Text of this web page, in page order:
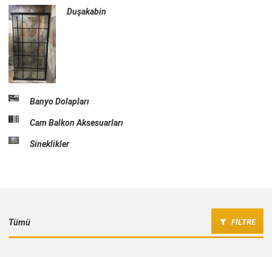
Duşakabin
Banyo Dolapları
Cam Balkon Aksesuarları
Sineklikler
FİLTRE
Tümü